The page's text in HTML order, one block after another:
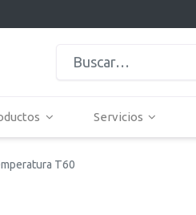
Servicios
T60